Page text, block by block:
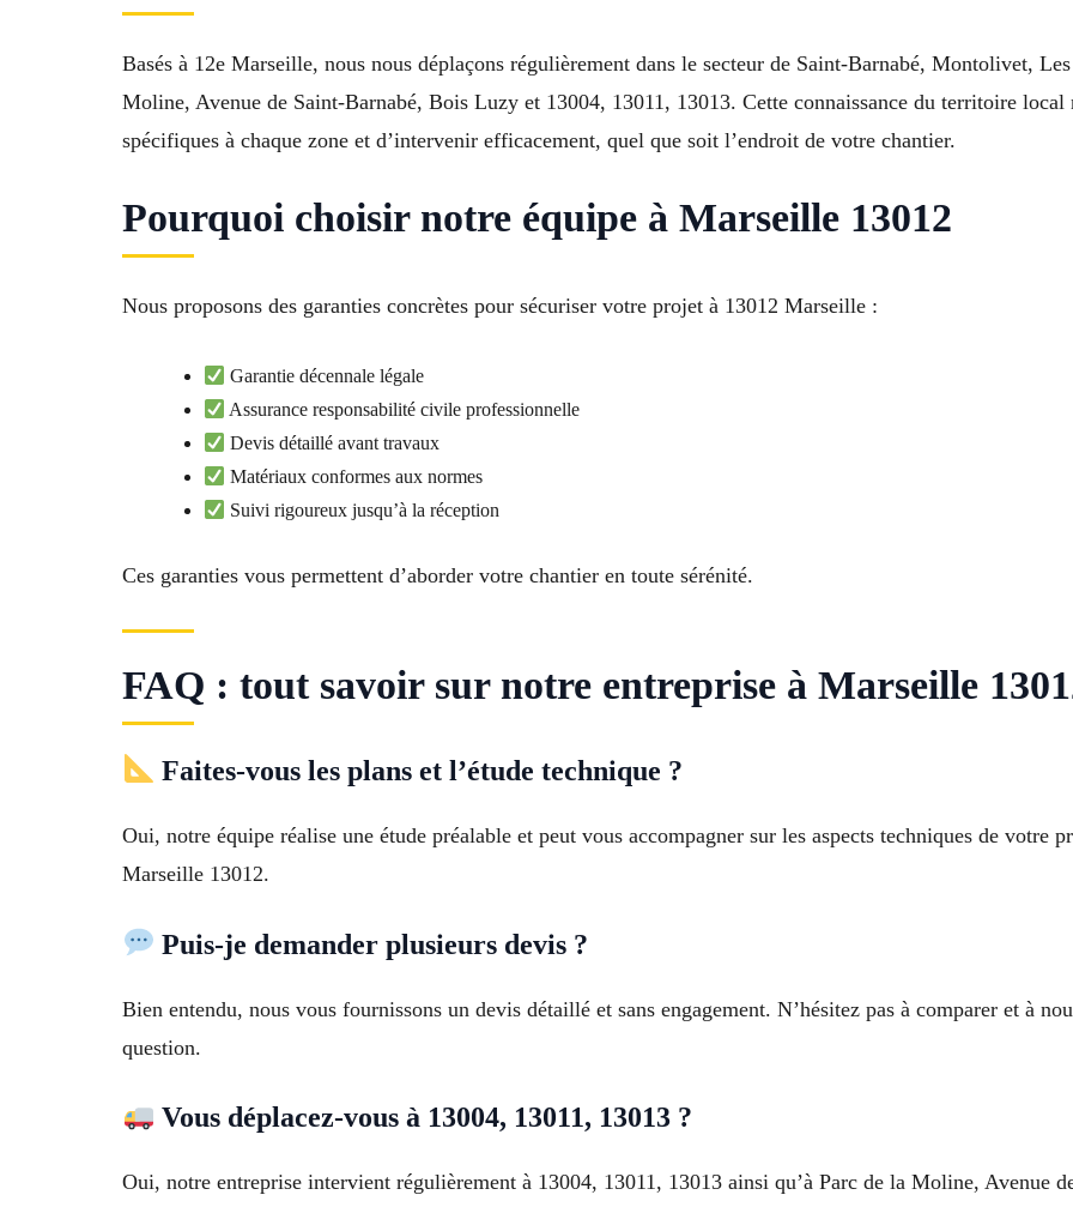
Basés à 12e Marseille, nous nous déplaçons régulièrement dans le secteur de Saint-Barnabé, Montolivet,
Moline, Avenue de Saint-Barnabé, Bois Luzy et 13004, 13011, 13013. Cette connaissance du territoire local
spécifiques à chaque zone et d’intervenir efficacement, quel que soit l’endroit de votre chantier.
Pourquoi choisir notre équipe à Marseille 13012
Nous proposons des garanties concrètes pour sécuriser votre projet à 13012 Marseille :
Garantie décennale légale
Assurance responsabilité civile professionnelle
Devis détaillé avant travaux
Matériaux conformes aux normes
Suivi rigoureux jusqu’à la réception
Ces garanties vous permettent d’aborder votre chantier en toute sérénité.
FAQ : tout savoir sur notre entreprise à Marseille
Faites-vous les plans et l’étude technique ?
Oui, notre équipe réalise une étude préalable et peut vous accompagner sur les aspects techniques de votre
Marseille 13012.
Puis-je demander plusieurs devis ?
Bien entendu, nous vous fournissons un devis détaillé et sans engagement. N’hésitez pas à comparer et à
question.
Vous déplacez-vous à 13004, 13011, 13013 ?
Oui, notre entreprise intervient régulièrement à 13004, 13011, 13013 ainsi qu’à Parc de la Moline, Avenue